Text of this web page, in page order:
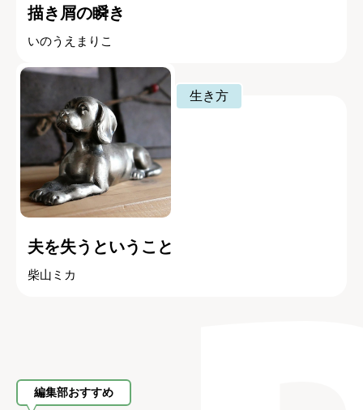
描き屑の瞬き
いのうえまりこ
生き方
夫を失うということ
柴山ミカ
編集部おすすめ